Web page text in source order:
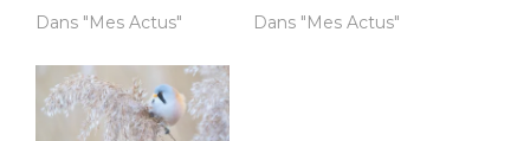
Dans "Mes Actus"
Dans "Mes Actus"